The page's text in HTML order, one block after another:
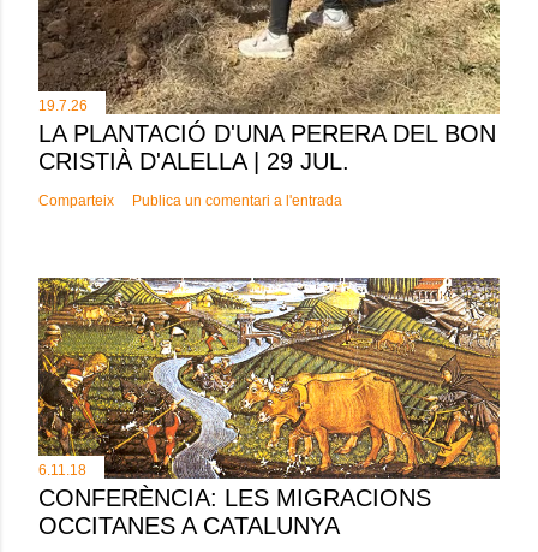
19.7.26
LA PLANTACIÓ D'UNA PERERA DEL BON
CRISTIÀ D'ALELLA | 29 JUL.
Comparteix Publica un comentari a l'entrada
6.11.18
CONFERÈNCIA: LES MIGRACIONS
OCCITANES A CATALUNYA